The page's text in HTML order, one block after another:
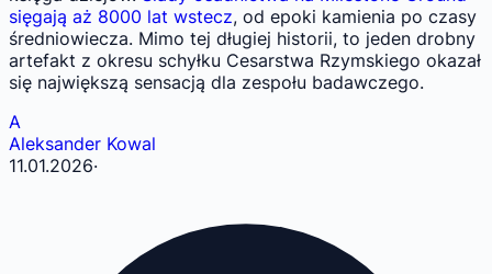
sięgają aż 8000 lat wstecz, od epoki kamienia po czasy
średniowiecza. Mimo tej długiej historii, to jeden drobny
artefakt z okresu schyłku Cesarstwa Rzymskiego okazał
się największą sensacją dla zespołu badawczego.
A
Aleksander Kowal
11.01.2026·